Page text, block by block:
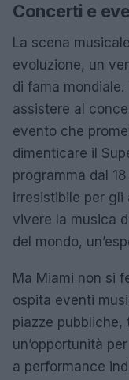
Concerti e
La scena
evoluzione, un
di fama mondiale.
assistere al
evento che
dimenticare il
programma dal
irresistibile per gli
vivere la musica
del mondo,
Ma Miami non si
ospita eventi
piazze pubbliche,
un’opportunità
a performance